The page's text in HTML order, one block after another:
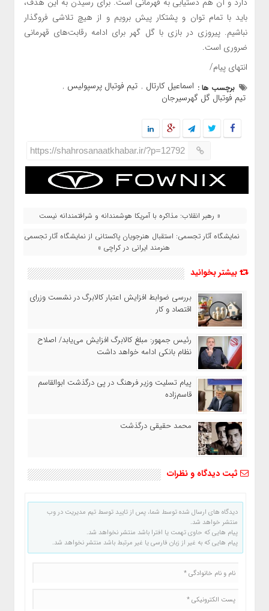
باید با تمام توان و پشتکار پیش برویم و از هیچ تلاشی فروگذار
نباشیم. پیروزی در بازی با گل گهر برای ادامه رقابت‌های قهرمانی
ضروری است.
انتهای پیام/
برچسب ها : اسماعیل کارتال , تیم فوتبال پرسپولیس ,
تیم فوتبال گل گهرسیرجان
https://shahrosanaatkhabar.ir/?p=12792
« رهبر انقلاب: مذاکره با آمریکا هوشمندانه و شرافتمندانه نیست
نمایشگاه آثار تجسمی: استقبال هنرجویان پاکستانی از نمایشگاه آثار تجسمی
هنرمند ایرانی در کراچی »
بیشتر بخوانید
بررسی ضوابط افزایش اعتبار کالابرگ در نشست وزرای
اقتصاد و کار
رئیس‌ جمهور: مبلغ کالابرگ افزایش می‌یابد/ اصلاح
نظام بانکی ادامه خواهد داشت
پیام تسلیت وزیر فرهنگ در پی درگذشت ابوالقاسم
قاسم‌زاده
محمد حقیقی درگذشت
ثبت دیدگاه و نظرات
دیدگاه های ارسال شده توسط شما، پس از تایید توسط تیم مدیریت در وب
منتشر خواهد شد.
پیام هایی که حاوی تهمت یا افترا باشد منتشر نخواهد شد.
پیام هایی که به غیر از زبان فارسی یا غیر مرتبط باشد منتشر نخواهد شد.